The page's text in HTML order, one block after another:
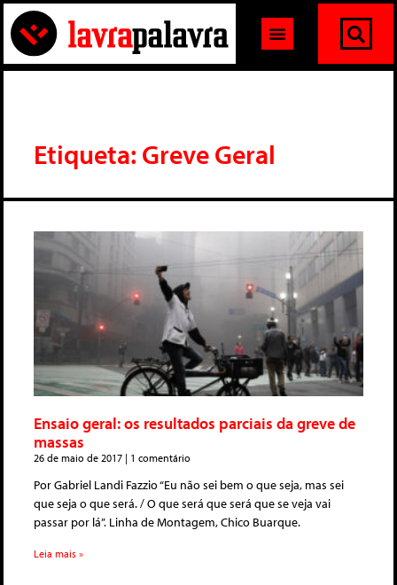
Etiqueta: Greve Geral
Ensaio geral: os resultados parciais da greve de
massas
26 de maio de 2017 1 comentário
Por Gabriel Landi Fazzio “Eu não sei bem o que seja, mas sei
que seja o que será. / O que será que será que se veja vai
passar por lá”. Linha de Montagem, Chico Buarque.
Leia mais »